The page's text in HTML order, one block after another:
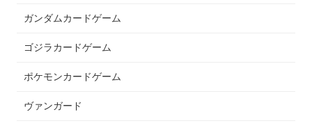
ガンダムカードゲーム
ゴジラカードゲーム
ポケモンカードゲーム
ヴァンガード